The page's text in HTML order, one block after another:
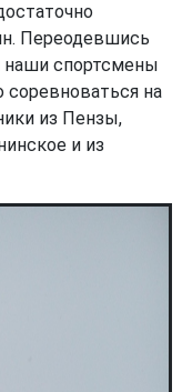
Переодевшись
наши спортсмены
соревноваться на
из Пензы,
и из